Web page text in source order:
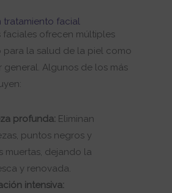
tratamiento facial
faciales ofrecen múltiples
para la salud de la piel como
general. Algunos de los más
profunda: Eliminan
puntos negros y
muertas, dejando la
y renovada.
intensiva: